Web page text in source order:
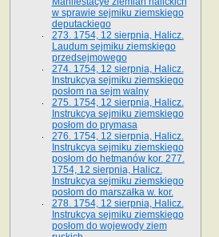
w sprawie sejmiku ziemskiego
deputackiego
273. 1754, 12 sierpnia, Halicz.
Laudum sejmiku ziemskiego
przedsejmowego
274. 1754, 12 sierpnia, Halicz.
Instrukcya sejmiku ziemskiego
posłom na sejm walny
275. 1754, 12 sierpnia, Halicz.
Instrukcya sejmiku ziemskiego
posłom do prymasa
276. 1754, 12 sierpnia, Halicz.
Instrukcya sejmiku ziemskiego
posłom do hetmanów kor. 277.
1754, 12 sierpnia, Halicz.
Instrukcya sejmiku ziemskiego
posłom do marszałka w. kor.
278. 1754, 12 sierpnia, Halicz.
Instrukcya sejmiku ziemskiego
posłom do wojewody ziem